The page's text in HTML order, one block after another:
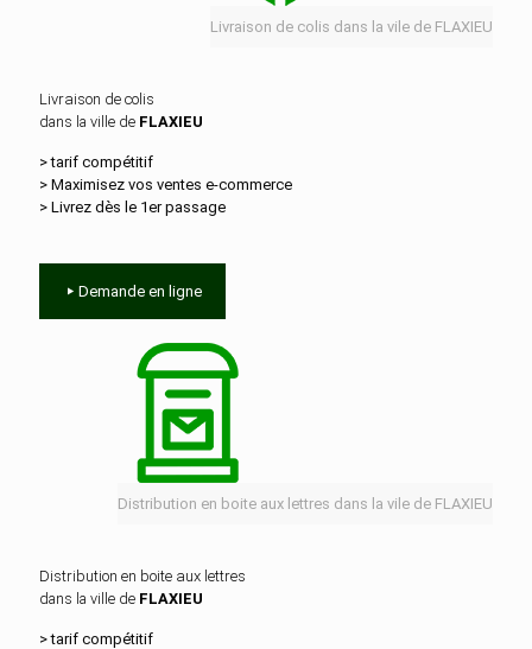
Livraison de colis dans la vile de FLAXIEU
Livraison de colis
dans la ville de FLAXIEU
> tarif compétitif
> Maximisez vos ventes e‑commerce
> Livrez dès le 1er passage
Demande en ligne
Distribution en boite aux lettres dans la vile de FLAXIEU
Distribution en boite aux lettres
dans la ville de FLAXIEU
> tarif compétitif